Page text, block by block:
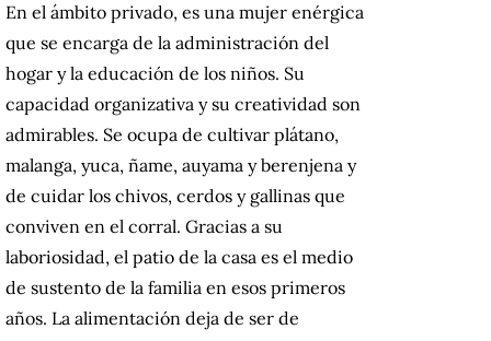
En el ámbito privado, es una mujer enérgica
que se encarga de la administración del
hogar y la educación de los niños. Su
capacidad organizativa y su creatividad son
admirables. Se ocupa de cultivar plátano,
malanga, yuca, ñame, auyama y berenjena y
de cuidar los chivos, cerdos y gallinas que
conviven en el corral. Gracias a su
laboriosidad, el patio de la casa es el medio
de sustento de la familia en esos primeros
años. La alimentación deja de ser de